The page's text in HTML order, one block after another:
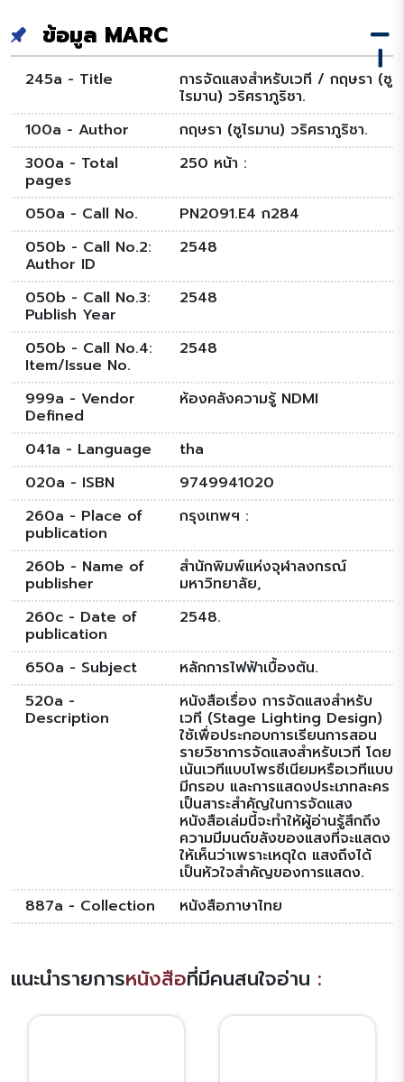
ข้อมูล MARC
245a - Title การจัดแสงสำหรับเวที / กฤษรา (ซู
ไรมาน) วริศราภูริชา.
100a - Author
กฤษรา (ซูไรมาน) วริศราภูริชา.
300a - Total
pages
250 หน้า :
050a - Call No.
PN2091.E4 ก284
050b - Call No.2:
Author ID
2548
050b - Call No.3:
Publish Year
2548
050b - Call No.4:
Item/Issue No.
2548
999a - Vendor
Defined
ห้องคลังความรู้ NDMI
041a - Language
tha
020a - ISBN
9749941020
260a - Place of
publication
กรุงเทพฯ :
260b - Name of
publisher
สำนักพิมพ์แห่งจุฬาลงกรณ์
มหาวิทยาลัย,
260c - Date of
publication
2548.
650a - Subject
หลักการไฟฟ้าเบื้องต้น.
520a -
Description
หนังสือเรื่อง การจัดแสงสำหรับ
เวที (Stage Lighting Design)
ใช้เพื่อประกอบการเรียนการสอน
รายวิชาการจัดแสงสำหรับเวที โดย
เน้นเวทีแบบโพรซีเนียมหรือเวทีแบบ
มีกรอบ และการแสดงประเภทละคร
เป็นสาระสำคัญในการจัดแสง
หนังสือเล่มนี้จะทำให้ผู้อ่านรู้สึกถึง
ความมีมนต์ขลังของแสงที่จะแสดง
ให้เห็นว่าเพราะเหตุใด แสงถึงได้
เป็นหัวใจสำคัญของการแสดง.
887a - Collection
หนังสือภาษาไทย
แนะนำรายการหนังสือที่มีคนสนใจอ่าน :